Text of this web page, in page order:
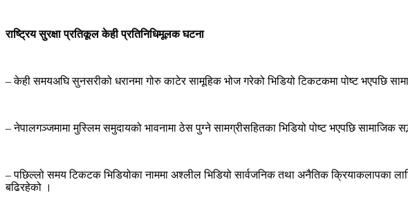
राष्ट्रिय सुरक्षा प्रतिकूल केही प्रतिनिधिमूलक घटना
–केही समयअघि सुनसरीको धरानमा गोरु काटेर सामूहिक भोज गरेको भिडियो टिकटकमा पोष्ट भएपछि
–नेपालगञ्जमामा मुस्लिम समुदायको भावनामा ठेस पुग्ने सामग्रीसहितका भिडियो पोष्ट भएपछि सामाजिक
–पछिल्लो समय टिकटक भिडियोका नाममा अश्लील भिडियो सार्वजनिक तथा अनैतिक क्रियाकलापका
बढिरहेको ।